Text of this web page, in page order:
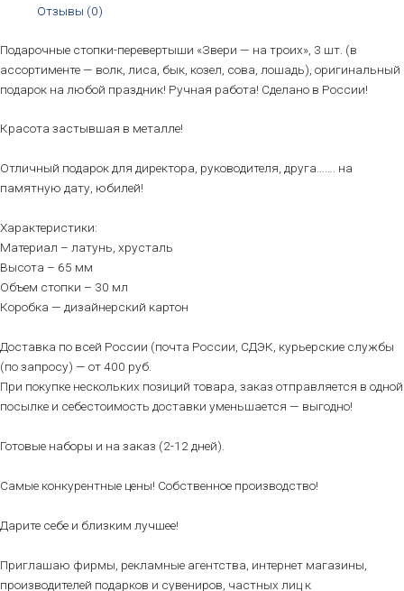
Отзывы (0)
Подарочные стопки-перевертыши «Звери — на троих», 3 шт. (в
ассортименте — волк, лиса, бык, козел, сова, лошадь), оригинальный
подарок на любой праздник! Ручная работа! Сделано в России!
Красота застывшая в металле!
Отличный подарок для директора, руководителя, друга……. на
памятную дату, юбилей!
Характеристики:
Материал – латунь, хрусталь
Высота – 65 мм
Объем стопки – 30 мл
Коробка — дизайнерский картон
Доставка по всей России (почта России, СДЭК, курьерские службы
(по запросу) — от 400 руб.
При покупке нескольких позиций товара, заказ отправляется в одной
посылке и себестоимость доставки уменьшается — выгодно!
Готовые наборы и на заказ (2-12 дней).
Самые конкурентные цены! Собственное производство!
Дарите себе и близким лучшее!
Приглашаю фирмы, рекламные агентства, интернет магазины,
производителей подарков и сувениров, частных лиц к